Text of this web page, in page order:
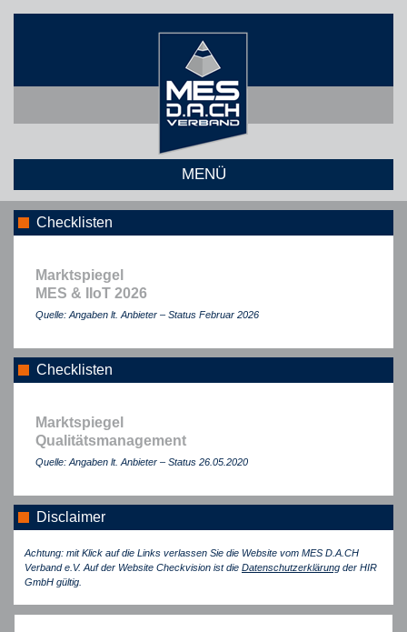
MENÜ
Checklisten
Marktspiegel
MES & IIoT 2026
Quelle: Angaben lt. Anbieter – Status Februar 2026
Checklisten
Marktspiegel
Qualitätsmanagement
Quelle: Angaben lt. Anbieter – Status 26.05.2020
Disclaimer
Achtung: mit Klick auf die Links verlassen Sie die Website vom MES D.A.CH
Verband e.V. Auf der Website Checkvision ist die Datenschutzerklärung der HIR
GmbH gültig.